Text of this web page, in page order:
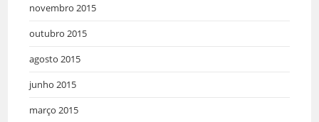
novembro 2015
outubro 2015
agosto 2015
junho 2015
março 2015